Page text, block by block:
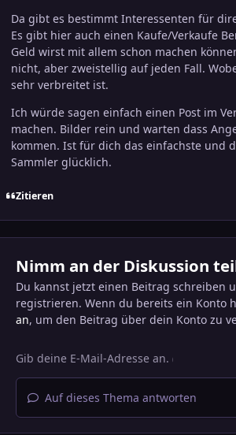
Da gibt es bestimmt Interessenten für
Es gibt hier auch einen Kaufe/Verkaufe
Geld wirst mit allem schon machen
nicht, aber zweistellig auf jeden Fall.
sehr verbreitet ist.
Ich würde sagen einfach einen Post im
machen. Bilder rein und warten dass
kommen. Ist für dich das einfachste und
Sammler glücklich.
Zitieren
Nimm an der Diskussion
Du kannst jetzt einen Beitrag schreiben
registrieren. Wenn du bereits ein Konto
an, um den Beitrag über dein Konto zu
Auf dieses Thema antworten